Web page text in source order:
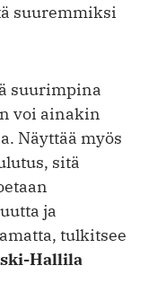
suuremmiksi
suurimpina
voi ainakin
Näyttää myös
sitä
ja
tulkitsee
Hallila